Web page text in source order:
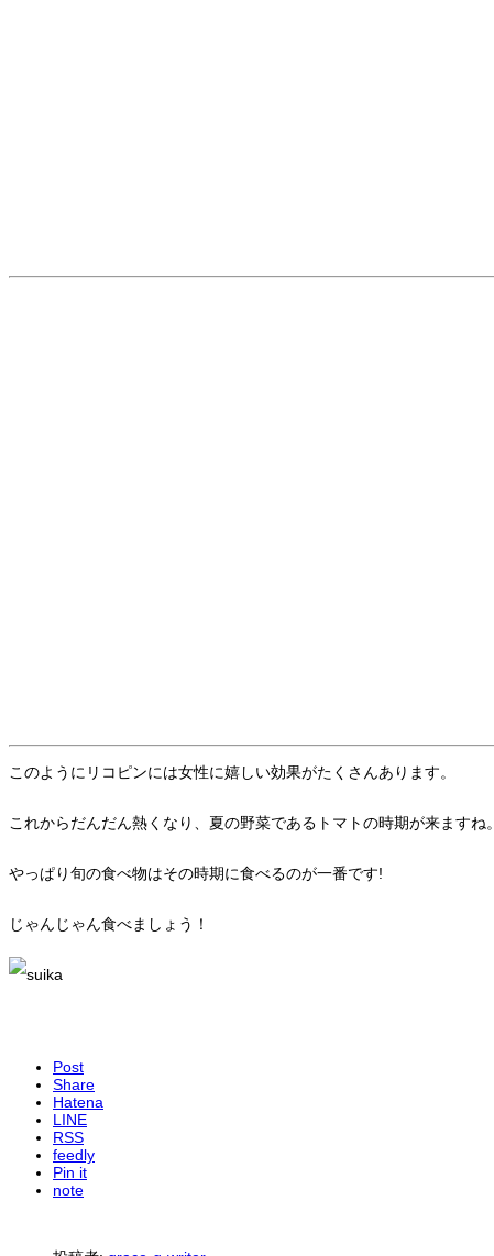
このようにリコピンには女性に嬉しい効果がたくさんあります。
これからだんだん熱くなり、夏の野菜であるトマトの時期が来ますね。
やっぱり旬の食べ物はその時期に食べるのが一番です!
じゃんじゃん食べましょう！
Post
Share
Hatena
LINE
RSS
feedly
Pin it
note